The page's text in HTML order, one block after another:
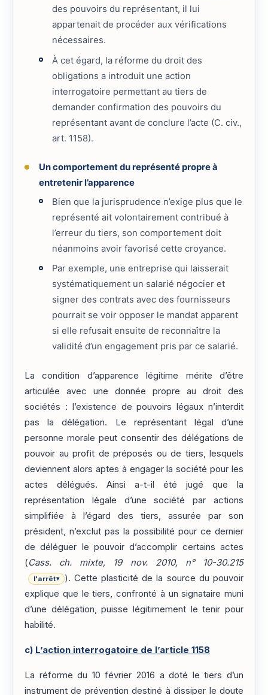
des pouvoirs du représentant, il lui
appartenait de procéder aux vérifications
nécessaires.
À cet égard, la réforme du droit des
obligations a introduit une action
interrogatoire permettant au tiers de
demander confirmation des pouvoirs du
représentant avant de conclure l’acte (C. civ.,
art. 1158).
Un comportement du représenté propre à
entretenir l’apparence
Bien que la jurisprudence n’exige plus que le
représenté ait volontairement contribué à
l’erreur du tiers, son comportement doit
néanmoins avoir favorisé cette croyance.
Par exemple, une entreprise qui laisserait
systématiquement un salarié négocier et
signer des contrats avec des fournisseurs
pourrait se voir opposer le mandat apparent
si elle refusait ensuite de reconnaître la
validité d’un engagement pris par ce salarié.
La condition d’apparence légitime mérite d’être
articulée avec une donnée propre au droit des
sociétés : l’existence de pouvoirs légaux n’interdit
pas la délégation. Le représentant légal d’une
personne morale peut consentir des délégations de
pouvoir au profit de préposés ou de tiers, lesquels
deviennent alors aptes à engager la société pour les
actes délégués. Ainsi a-t-il été jugé que la
représentation légale d’une société par actions
simplifiée à l’égard des tiers, assurée par son
président, n’exclut pas la possibilité pour ce dernier
de déléguer le pouvoir d’accomplir certains actes
(Cass. ch. mixte, 19 nov. 2010, n° 10-30.215
l'arrêt▾
). Cette plasticité de la source du pouvoir
explique que le tiers, confronté à un signataire muni
d’une délégation, puisse légitimement le tenir pour
habilité.
c) L’action interrogatoire de l’article 1158
La réforme du 10 février 2016 a doté le tiers d’un
instrument de prévention destiné à dissiper le doute